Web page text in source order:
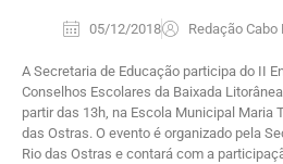
05/12/2018 Redação Cabo
A Secretaria de Educação participa do II
Conselhos Escolares da Baixada
partir das 13h, na Escola Municipal Maria
das Ostras. O evento é organizado pela
Rio das Ostras e contará com a